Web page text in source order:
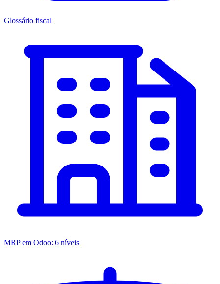
Glossário fiscal
MRP em Odoo: 6 níveis